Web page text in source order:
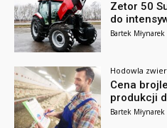
Zetor 50
do
Bartek Młynarek
Hodowla
Cena
produkcji
Bartek Młynarek